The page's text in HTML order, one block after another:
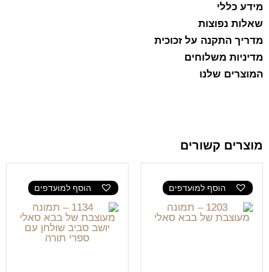
מידע כללי
שאלות נפוצות
מדריך התקנה על זכוכית
מדיניות משלוחים
המוצרים שלנו
מוצרים קשורים
הוסף למועדפים הוסף למועדפים